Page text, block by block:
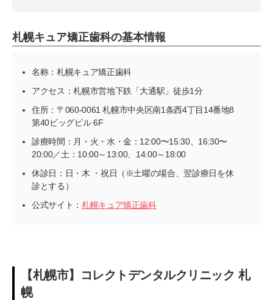
札幌キュア矯正歯科の基本情報
名称：札幌キュア矯正歯科
アクセス：札幌市営地下鉄「大通駅」徒歩1分
住所：〒060-0061 札幌市中央区南1条西4丁目14番地8
第40ビッグビル 6F
診療時間：月・火・水・金：12:00〜15:30、16:30〜
20:00／土：10:00～13:00、14:00～18:00
休診日：日・木 ・祝日（※土曜の場合、翌診療日を休
診とする）
公式サイト： 札幌キュア矯正歯科
【札幌市】コレクトデンタルクリニック 札
幌